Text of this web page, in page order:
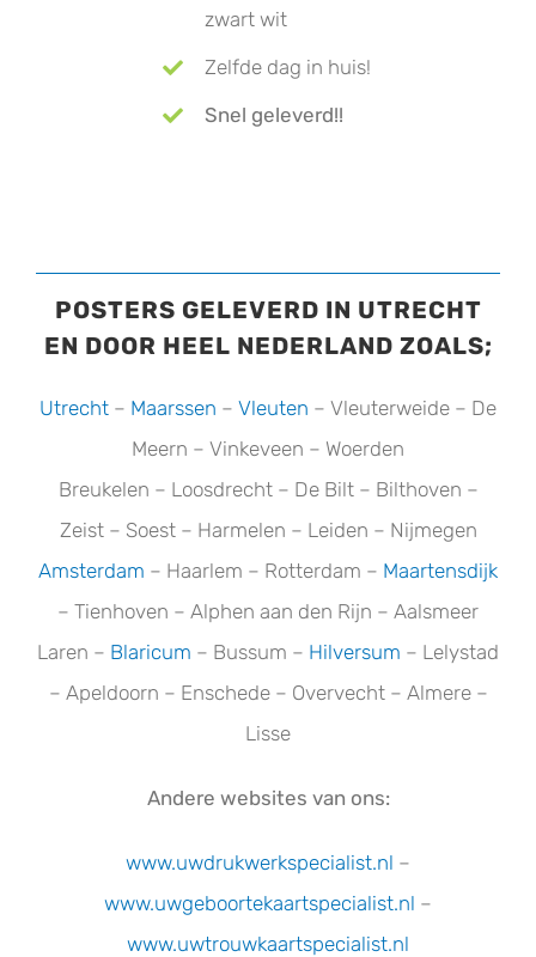
zwart wit
Zelfde dag in huis!
Snel geleverd!!
POSTERS GELEVERD IN UTRECHT
EN DOOR HEEL NEDERLAND ZOALS;
Utrecht – Maarssen – Vleuten – Vleuterweide – De
Meern – Vinkeveen – Woerden
Breukelen – Loosdrecht – De Bilt – Bilthoven –
Zeist – Soest – Harmelen – Leiden – Nijmegen
Amsterdam – Haarlem – Rotterdam – Maartensdijk
– Tienhoven – Alphen aan den Rijn – Aalsmeer
Laren – Blaricum – Bussum – Hilversum – Lelystad
– Apeldoorn – Enschede – Overvecht – Almere –
Lisse
Andere websites van ons:
www.uwdrukwerkspecialist.nl –
www.uwgeboortekaartspecialist.nl –
www.uwtrouwkaartspecialist.nl